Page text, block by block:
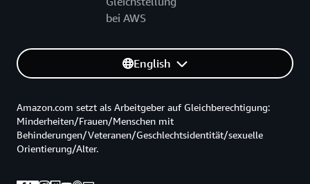
bei AWS
English
Amazon.com setzt als Arbeitgeber auf Gleichberechtigung:
Minderheiten/Frauen/Menschen mit
Behinderungen/Veteranen/Geschlechtsidentität/sexuelle
Orientierung/Alter.